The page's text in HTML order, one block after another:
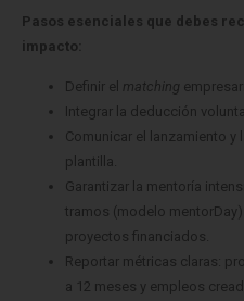
Pasos esenciales que debes
impacto:
Definir el matching
Integrar la deducción
Comunicar el lanzamiento
plantilla.
Garantizar la mentoría
tramos (modelo
proyectos financiados.
Reportar métricas claras:
a 12 meses y empleos